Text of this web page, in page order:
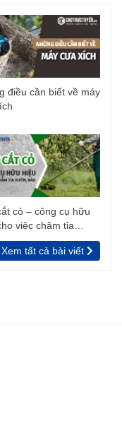
giác thoải
của phần thân bình,
điện Pandora
điều cần biết về máy
cỏ – công cụ hữu
việc chăm tỉa
rào
Xem tất cả bài viết